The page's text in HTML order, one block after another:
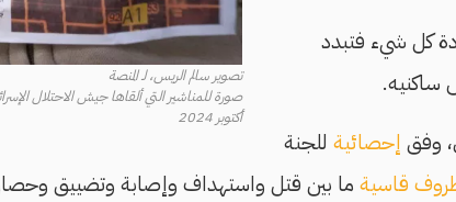
تصوير سالم الريس، لـ المنصة
صورة للمناشير التي ألقاها جيش الاحتلال
أكتوبر 2024
كل شيء فتبدد
ساكنيه.
إحصائيةللجنة
قاسيةما بين قتل واستهداف وإصابة وتضييق